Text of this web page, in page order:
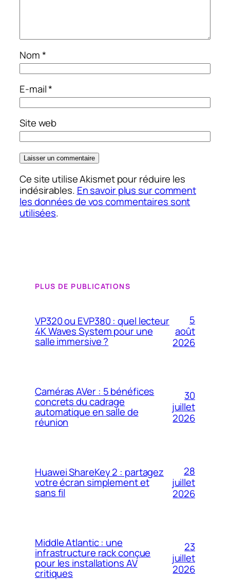
Nom*
E-mail*
Site web
Ce site utilise Akismet pour réduire les
indésirables. En savoir plus sur comment
les données de vos commentaires sont
utilisées.
PLUS DE PUBLICATIONS
VP320 ou EVP380 : quel lecteur
4K Waves System pour une
salle immersive ?
5
août
2026
Caméras AVer : 5 bénéfices
concrets du cadrage
automatique en salle de
réunion
30
juillet
2026
Huawei ShareKey 2 : partagez
votre écran simplement et
sans fil
28
juillet
2026
Middle Atlantic : une
infrastructure rack conçue
pour les installations AV
critiques
23
juillet
2026